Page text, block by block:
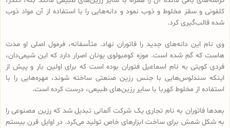
کلفونی و سقز مخلوط و ذوب نمود و دانه‌هایی را با استفاده از آن مواد ذوب
شده قالب‌گیری کرد.
وی نام این دانه‌های جدید را فاتوران نهاد. متأسفانه، فرمول اصلی او مدت
هاست که گم شده است. موزه کومبولوی یونان اصرار دارد که این شیمی‌دان،
فردی کویتی به نام اسماعیل فتوران بوده است که برای اولین بار و پیش از
اینکه سندلوس‌هایی با جنس رزین صنعتی ساخته شوند، مهره‌هایی را با
استفاده از مخلوط کهربا با سایر رزین‌های طبیعی، درست کرده است.
بعدها فاتوران به نام تجاری یک شرکت آلمانی تبدیل شد که رزین مصنوعی را
به شکل شمش برای ساخت ابزارهای خاص تولید می‌کرد. در اوایل قرن بیستم